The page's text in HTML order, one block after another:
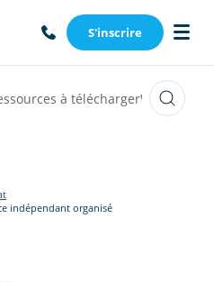
S'inscrire
à téléchargerWebinars
indépendant organisé